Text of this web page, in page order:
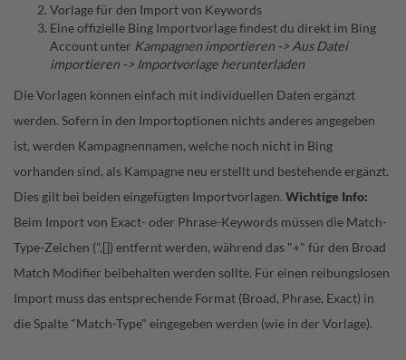
Vorlage für den Import von Keywords
Eine offizielle Bing Importvorlage findest du direkt im Bing
Account unter Kampagnen importieren -> Aus Datei
importieren -> Importvorlage herunterladen
Die Vorlagen können einfach mit individuellen Daten ergänzt
werden. Sofern in den Importoptionen nichts anderes angegeben
ist, werden Kampagnennamen, welche noch nicht in Bing
vorhanden sind, als Kampagne neu erstellt und bestehende ergänzt.
Dies gilt bei beiden eingefügten Importvorlagen. Wichtige Info:
Beim Import von Exact- oder Phrase-Keywords müssen die Match-
Type-Zeichen (",[]) entfernt werden, während das "+" für den Broad
Match Modifier beibehalten werden sollte. Für einen reibungslosen
Import muss das entsprechende Format (Broad, Phrase, Exact) in
die Spalte "Match-Type" eingegeben werden (wie in der Vorlage).